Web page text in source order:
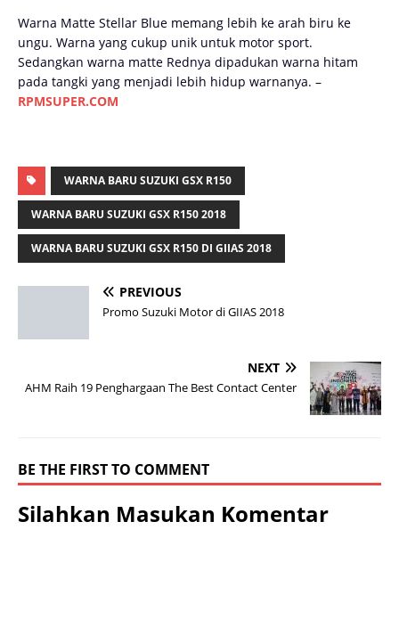
Warna Matte Stellar Blue memang lebih ke arah biru ke
ungu. Warna yang cukup unik untuk motor sport.
Sedangkan warna matte Rednya dipadukan warna hitam
pada tangki yang menjadi lebih hidup warnanya. –
RPMSUPER.COM
WARNA BARU SUZUKI GSX R150
WARNA BARU SUZUKI GSX R150 2018
WARNA BARU SUZUKI GSX R150 DI GIIAS 2018
PREVIOUS
Promo Suzuki Motor di GIIAS 2018
NEXT
AHM Raih 19 Penghargaan The Best Contact Center
BE THE FIRST TO COMMENT
Silahkan Masukan Komentar